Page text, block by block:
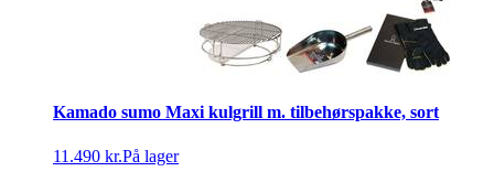
Kamado sumo Maxi kulgrill m. tilbehørspakke, sort
11.490 kr.På lager